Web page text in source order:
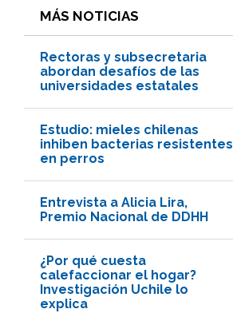
MÁS NOTICIAS
Rectoras y subsecretaria
abordan desafíos de las
universidades estatales
Estudio: mieles chilenas
inhiben bacterias resistentes
en perros
Entrevista a Alicia Lira,
Premio Nacional de DDHH
¿Por qué cuesta
calefaccionar el hogar?
Investigación Uchile lo
explica